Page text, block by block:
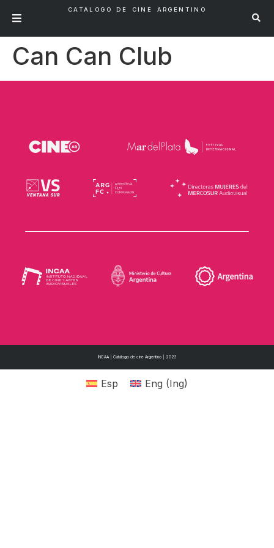
CATÁLOGO DE CINE ARGENTINO
Can Can Club
INCAA | Catálogo de cine Argentino | 2023
Esp Eng (Ing)